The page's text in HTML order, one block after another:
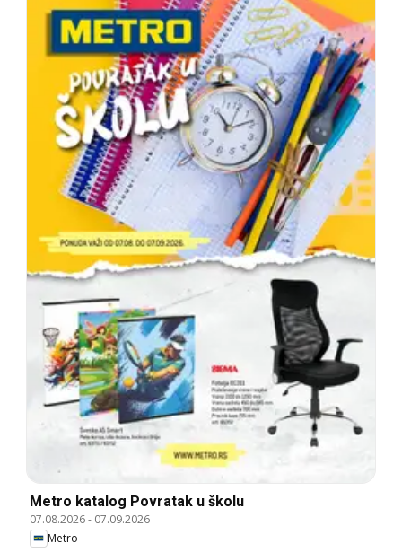
Metro katalog Povratak u školu
07.08.2026- 07.09.2026
Metro